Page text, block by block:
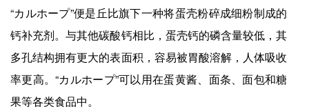
“カルホープ”便是丘比旗下一种将蛋壳粉碎成细粉制成的
钙补充剂。与其他碳酸钙相比，蛋壳钙的磷含量较低，其
多孔结构拥有更大的表面积，容易被胃酸溶解，人体吸收
率更高。“カルホープ”可以用在蛋黄酱、面条、面包和糖
果等各类食品中。